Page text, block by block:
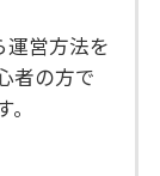
営方法を
者の方で